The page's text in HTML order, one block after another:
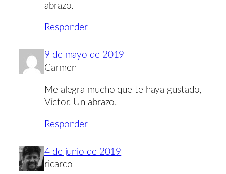
abrazo.
Responder
9 de mayo de 2019
Carmen
Me alegra mucho que te haya gustado,
Víctor. Un abrazo.
Responder
4 de junio de 2019
ricardo